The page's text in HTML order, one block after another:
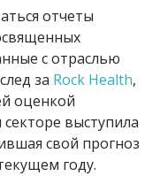
отчеты
с отраслью
за Rock Health,
оценкой
выступила
свой прогноз
году.